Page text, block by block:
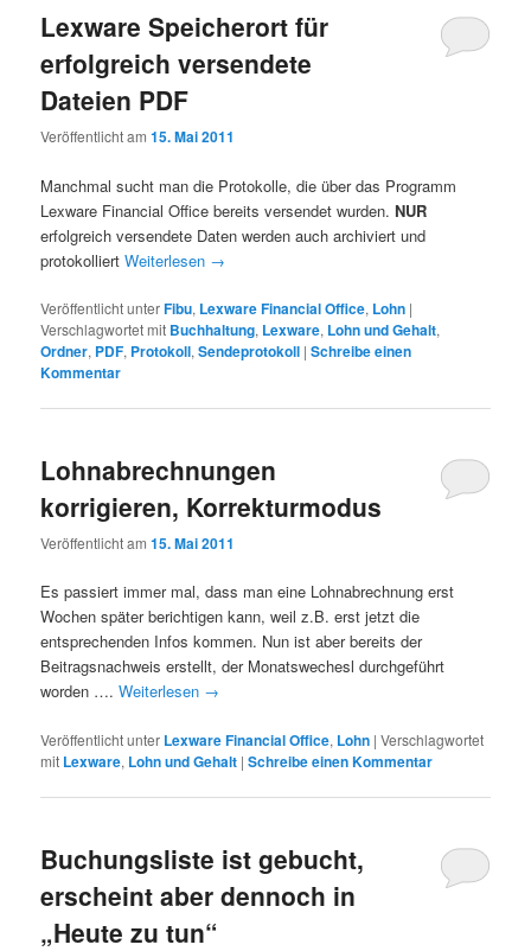
Lexware Speicherort für
erfolgreich versendete
Dateien PDF
Veröffentlicht am15. Mai 2011
Manchmal sucht man die Protokolle, die über das Programm
Lexware Financial Office bereits versendet wurden.NUR
erfolgreich versendete Daten werden auch archiviert und
protokolliertWeiterlesen →
Veröffentlicht unterFibu, Lexware Financial Office, Lohn |
Verschlagwortet mit Buchhaltung, Lexware, Lohn und Gehalt,
Ordner, PDF, Protokoll,Sendeprotokoll |Schreibe einen
Kommentar
Lohnabrechnungen
korrigieren, Korrekturmodus
Veröffentlicht am15. Mai 2011
Es passiert immer mal, dass man eine Lohnabrechnung erst
Wochen später berichtigen kann, weil z.B. erst jetzt die
entsprechenden Infos kommen. Nun ist aber bereits der
Beitragsnachweis erstellt, der Monatswechesl durchgeführt
worden ….Weiterlesen →
Veröffentlicht unter Lexware Financial Office, Lohn |Verschlagwortet
mit Lexware, Lohn und Gehalt |Schreibe einen Kommentar
Buchungsliste ist gebucht,
erscheint aber dennoch in
„Heute zu tun“